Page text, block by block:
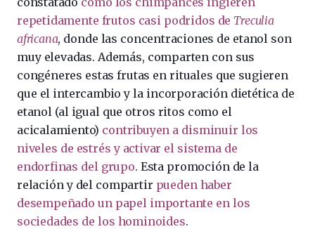
repetidamente frutos casi podridos de Treculia
africana, donde las concentraciones de etanol son
muy elevadas. Además, comparten con sus
congéneres estas frutas en rituales que sugieren
que el intercambio y la incorporación dietética de
etanol (al igual que otros ritos como el
acicalamiento) contribuyen a disminuir los
niveles de estrés y activar el sistema de
endorfinas del grupo. Esta promoción de la
relación y del compartir pueden haber
desempeñado un papel importante en los
sociedades de los hominoides.